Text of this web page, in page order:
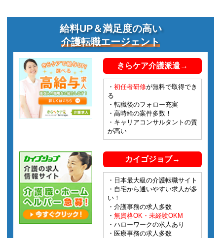
給料UP＆満足度の高い
介護転職エージェント
きらケア介護派遣→
・ 初任者研修が無料で取得でき
る
・転職後のフォロー充実
・高時給の案件多数！
・キャリアコンサルタントの質
が高い
カイゴジョブ→
・日本最大級の介護転職サイト
・自宅から通いやすい求人が多
い！
・介護事務の求人多数
・ 無資格OK・未経験OKM
・ハローワークの求人あり
・医療事務の求人多数